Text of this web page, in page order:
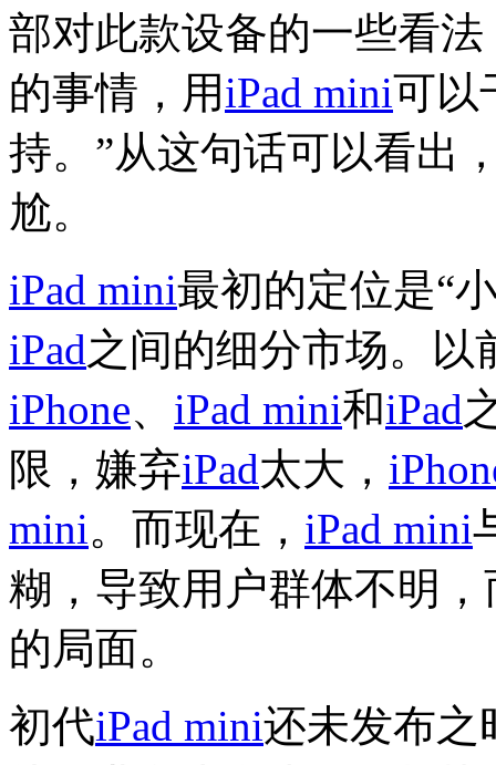
部对此款设备的一些看
的事情，用iPad mini可以
持。”从这句话可以看出
尬。
iPad mini最初的定位是“
iPad之间的细分市场。以
iPhone、 iPad mini和iPad
限，嫌弃iPad太大，
mini。而现在， iPad mini
糊，导致用户群体不明，
的局面。
初代iPad mini还未发布之